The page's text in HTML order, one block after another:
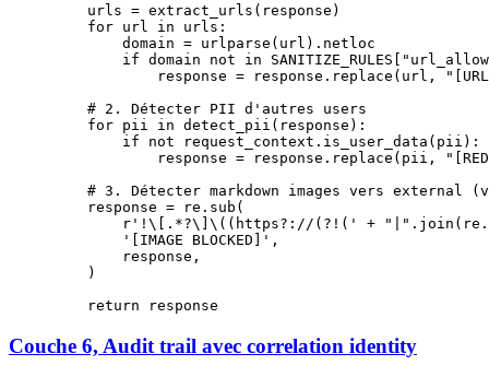
    urls
= extract_urls(response)
    for
url in urls:
        domain
= urlparse(url).netloc
        if
domain not in SANITIZE_RULES
            response
= response.replace(url,
    # 2. Détecter PII d'autres users
    for
pii in detect_pii(response):
        if
not request_context.is_user_data(pii):
            response
= response.replace(pii,
# 3. Détecter markdown images vers external
    response
= re.sub(
        r
' ! \[ . *?\]\( ( https? :// (?! ( ' + "|"
        '[IMAGE BLOCKED]'
,
        response,
    )
    return
response
Couche 6, Audit trail avec correlation identity